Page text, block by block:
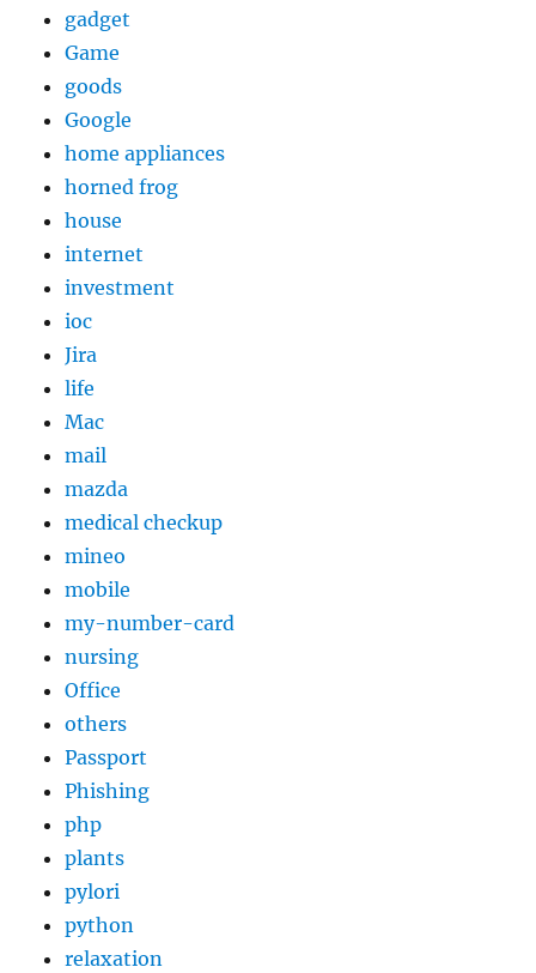
gadget
Game
goods
Google
home appliances
horned frog
house
internet
investment
ioc
Jira
life
Mac
mail
mazda
medical checkup
mineo
mobile
my-number-card
nursing
Office
others
Passport
Phishing
php
plants
pylori
python
relaxation